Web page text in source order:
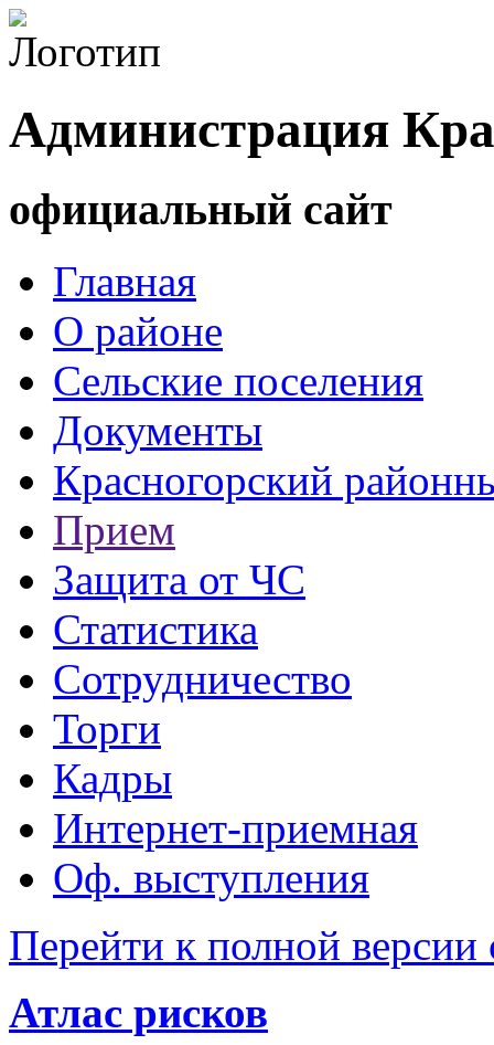
Администрация
официальный сайт
Главная
О районе
Сельские поселения
Документы
Красногорский
Прием
Защита от ЧС
Статистика
Сотрудничество
Торги
Кадры
Интернет-приемная
Оф. выступления
Перейти к полной версии
Атлас рисков